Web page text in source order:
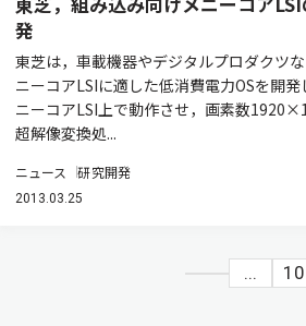
発
東芝は，車載機器やデジタルプロダクツ
ニーコアLSIに適した低消費電力OSを開
ニーコアLSI上で動作させ，画素数
超解像変換処...
ニュース 研究開発
2013.03.25
... 10